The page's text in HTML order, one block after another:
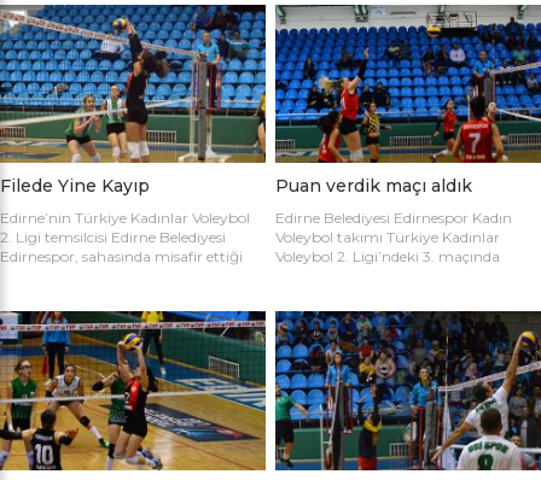
oynamaya hak kazanan takımlar
belirlendi. İlk oynanan yarı final
maçında Atletik Trakya takımını 25-
17, 25-7 ve 25-20’lik setlerle 3-0
mağlup eden Keşan Yıldızı takımı
finale adını ilk yazdıran takım oldu.
Oynanan ikinci maçta Avrupa
Yıldızları ile Kırcasalih […]
Temsilciliği olarak “Evinin Sultanları”
ismiyle Kadın Voleybol Turnuvası
organize ediliyor. 18 yaşını doldurmuş
tüm kadınların katılımına açık olan
turnuvaya katılım için takım
kaptanlarının sporcu listesini sağlık
raporlarıyla(sağlık ocağından
alınması yeterli) birlikte Gençlik Spor
İl […]
Filede Yine Kayıp
Edirne’nin Türkiye Kadınlar Voleybol
2. Ligi temsilcisi Edirne Belediyesi
Edirnespor, sahasında misafir ettiği
temsilcimiz Edirne Belediyesi
Edirnespor, Mimar Sinan Spor
Salonu’nda Manisa Salihli
Belediyespor’la karşılaştı. Takımlar
sahaya şu kadrolarla çıktılar: Edirne
Belediyesi Edirnespor: Simge, Edanur,
Sibel, Cere, Simge, Yaren, Halime,
Selay, Kübra, Deniz Salihli Belediye
Spor: […]
Puan verdik maçı aldık
Edirne Belediyesi Edirnespor Kadın
Voleybol takımı Türkiye Kadınlar
Voleybol 2. Ligi’ndeki 3. maçında
Salonu’nda Metin Demirbağ ve
Emrah Baran’ın yönettiği
karşılaşmaya takımlar şu kadrolarla
çıktılar: EDİRNESPOR: Simge
Gülağız, Edanur Bayraklı, Sibel Mert,
Ceren Atica, Simge Erden, S. Yaren
Tank, Halime Akay, Selay Çalışkan,
Büşra […]